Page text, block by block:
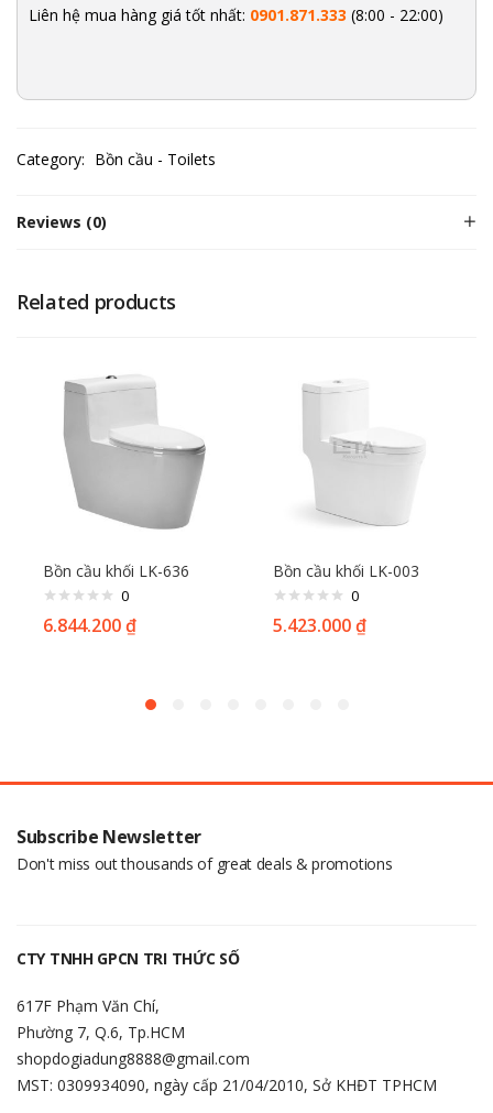
Liên hệ mua hàng giá tốt nhất: 0901.871.333 (8:00 - 22:00)
Category: Bồn cầu - Toilets
Reviews (0)
Related products
Bồn cầu khối LK-636
0
6.844.200₫
Bồn cầu khối LK-003
0
5.423.000₫
Subscribe Newsletter
Don't miss out thousands of great deals & promotions
CTY TNHH GPCN TRI THỨC SỐ
617F Phạm Văn Chí,
Phường 7, Q.6, Tp.HCM
shopdogiadung8888@gmail.com
MST: 0309934090, ngày cấp 21/04/2010, Sở KHĐT TPHCM